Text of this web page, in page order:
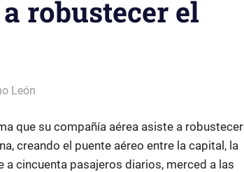
robustecer el
León
que su compañía aérea asiste a robustecer
creando el puente aéreo entre la capital, la
a cincuenta pasajeros diarios, merced a las